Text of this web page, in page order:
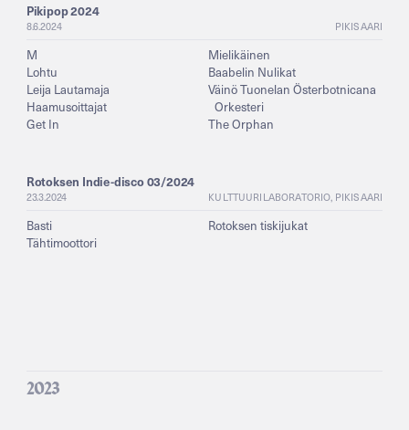
8.6.2024 PIKISAARI
Pikipop 2024
M
Lohtu
Leija Lautamaja
Haamusoittajat
Get In
Mielikäinen
Baabelin Nulikat
Väinö Tuonelan Österbotnicana
Orkesteri
The Orphan
23.3.2024 KULTTUURILABORATORIO, PIKISAARI
Rotoksen Indie-disco 03/2024
Basti
Tähtimoottori
Rotoksen tiskijukat
2023